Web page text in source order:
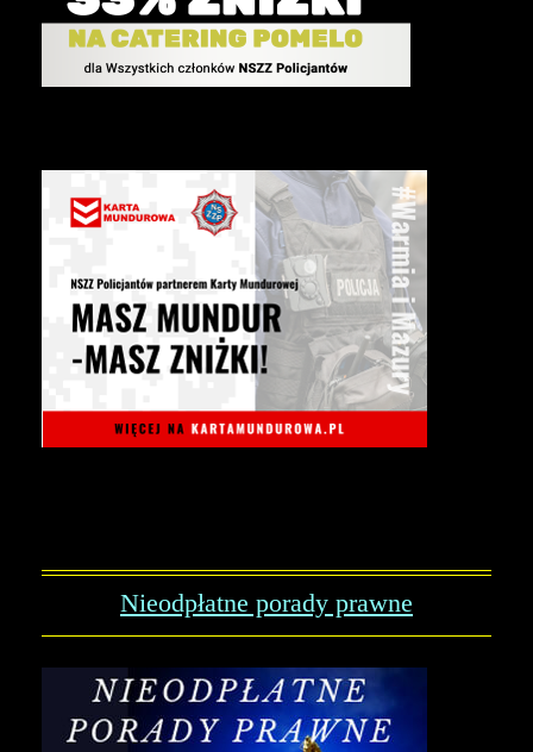
Nieodpłatne porady prawne